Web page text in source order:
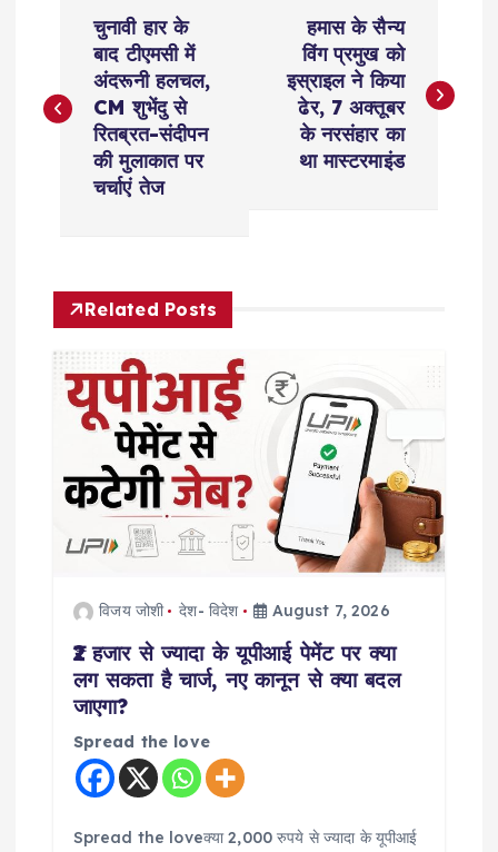
s
a
v
a
चुनावी हार के
बाद टीएमसी में
अंदरूनी हलचल,
CM शुभेंदु से
रितब्रत-संदीपन
की मुलाकात पर
चर्चाएं तेज
हमास के सैन्य
विंग प्रमुख को
इस्राइल ने किया
ढेर, 7 अक्तूबर
के नरसंहार का
था मास्टरमाइंड
Related Posts
विजय जोशी देश- विदेश August 7, 2026
₹2 हजार से ज्यादा के यूपीआई पेमेंट पर क्या
लग सकता है चार्ज, नए कानून से क्या बदल
जाएगा?
Spread the love
Spread the loveक्या 2,000 रुपये से ज्यादा के यूपीआई